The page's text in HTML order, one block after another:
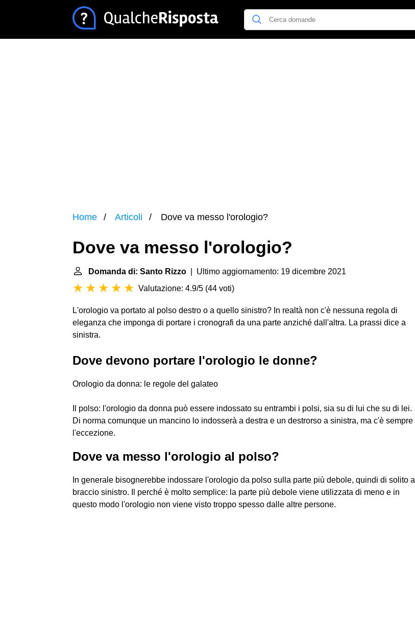
Home Articoli Dove va messo l'orologio?
Dove va messo l'orologio?
Domanda di: Santo Rizzo | Ultimo aggiornamento: 19 dicembre 2021
Valutazione: 4.9/5 (44 voti)
L'orologio va portato al polso destro o a quello sinistro? In realtà non c'è nessuna regola di
eleganza che imponga di portare i cronografi da una parte anziché dall'altra. La prassi dice a
sinistra.
Dove devono portare l'orologio le donne?
Orologio da donna: le regole del galateo
Il polso: l'orologio da donna può essere indossato su entrambi i polsi, sia su di lui che su di lei.
Di norma comunque un mancino lo indosserà a destra e un destrorso a sinistra, ma c'è sempre
l'eccezione.
Dove va messo l'orologio al polso?
In generale bisognerebbe indossare l'orologio da polso sulla parte più debole, quindi di solito al
braccio sinistro. Il perché è molto semplice: la parte più debole viene utilizzata di meno e in
questo modo l'orologio non viene visto troppo spesso dalle altre persone.